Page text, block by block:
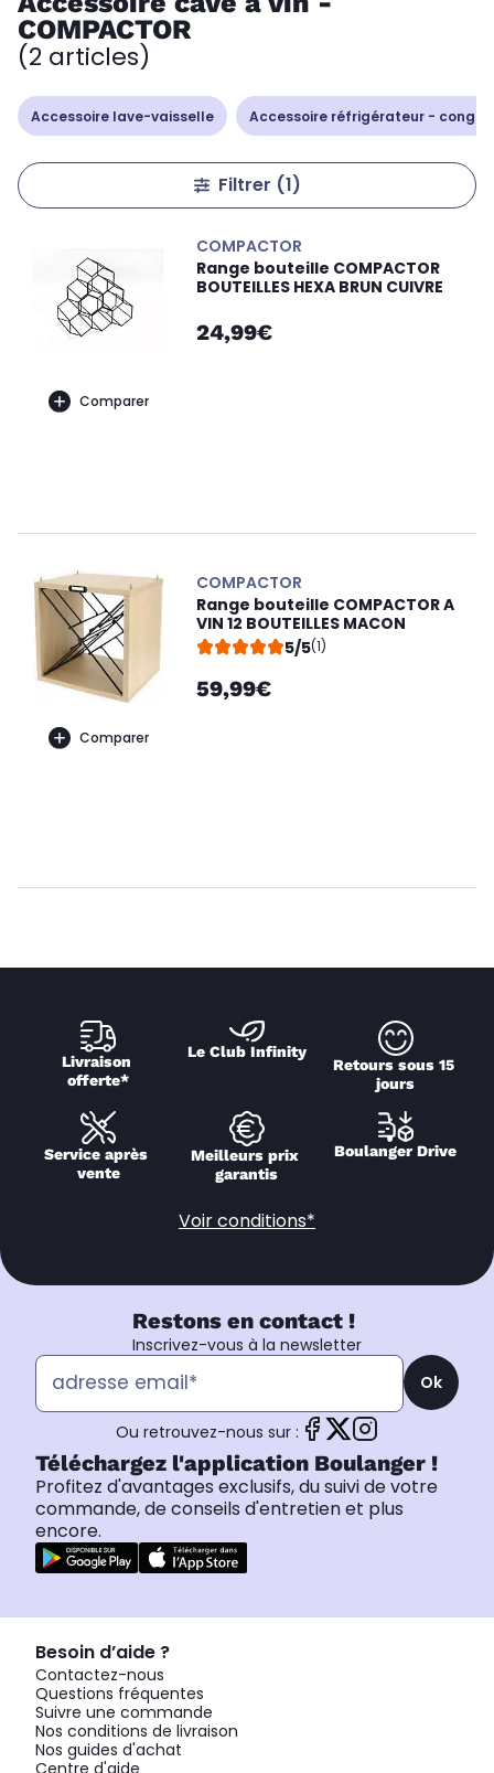
COMPACTOR
(2 articles)
Accessoire lave-vaisselle Accessoire réfrigérateur -
Filtrer (1)
Comparer
COMPACTOR
Range bouteille COMPACTOR
BOUTEILLES HEXA BRUN CUIVRE
24,99€
Comparer
COMPACTOR
Range bouteille COMPACTOR A
VIN 12 BOUTEILLES MACON
5/5(1)
59,99€
Livraison
offerte*
Le Club Infinity
Retours sous 15
jours
Service après
vente
Meilleurs prix
garantis
Boulanger Drive
Voir conditions*
Restons en contact !
Inscrivez-vous à la newsletter
Ok
Ou retrouvez-nous sur :
Téléchargez l'application Boulanger !
Profitez d'avantages exclusifs, du suivi de votre
commande, de conseils d'entretien et plus
encore.
Besoin d’aide ?
Contactez-nous
Questions fréquentes
Suivre une commande
Nos conditions de livraison
Nos guides d'achat
Centre d'aide